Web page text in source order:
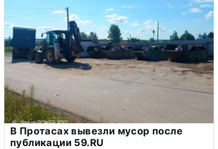
В Протасах вывезли мусор после
публикации 59.RU